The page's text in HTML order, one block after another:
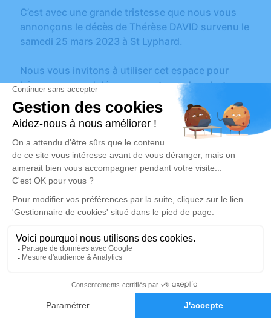
Faire-part Hommages
C’est avec une grande tristesse que nous vous
annonçons le décès de Thérèse DAVID survenu le
samedi 25 mars 2023 à St Lyphard.
Nous vous invitons à utiliser cet espace pour
laisser vos condoléances, partager des photos
souvenirs, une anecdote ou exprimer vos
pensées à travers des poèmes ou des textes. Cet
endroit est un lieu d'expression dédié à honorer la
mémoire de Thérèse DAVID.
Un service de plantation d’arbre hommage est
disponible ici.
Je rends hommage
Cérémonie religieuse
Église Saint-Hilaire d'Assérac
Place Olivier Guichard